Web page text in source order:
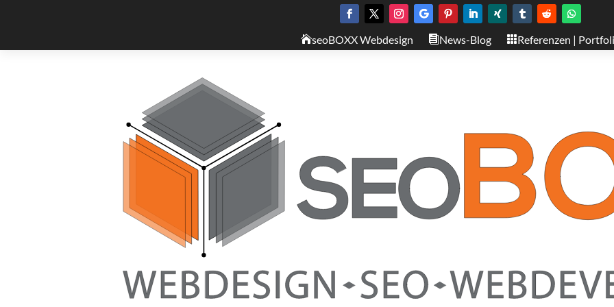
seoBOXX Webdesign News-Blog Referenzen |